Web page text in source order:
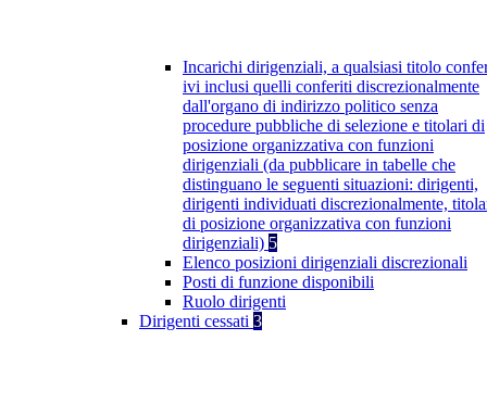
Incarichi dirigenziali, a qualsiasi titolo
ivi inclusi quelli conferiti discrezionalmente
dall'organo di indirizzo politico senza
procedure pubbliche di selezione e titolari di
posizione organizzativa con funzioni
dirigenziali (da pubblicare in tabelle che
distinguano le seguenti situazioni: dirigenti,
dirigenti individuati discrezionalmente,
di posizione organizzativa con funzioni
dirigenziali) 5
Elenco posizioni dirigenziali discrezionali
Posti di funzione disponibili
Ruolo dirigenti
Dirigenti cessati 3